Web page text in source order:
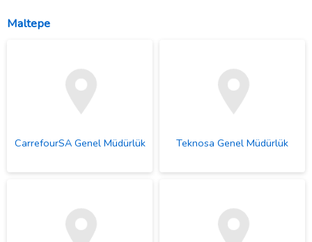
Maltepe
CarrefourSA Genel Müdürlük Teknosa Genel Müdürlük